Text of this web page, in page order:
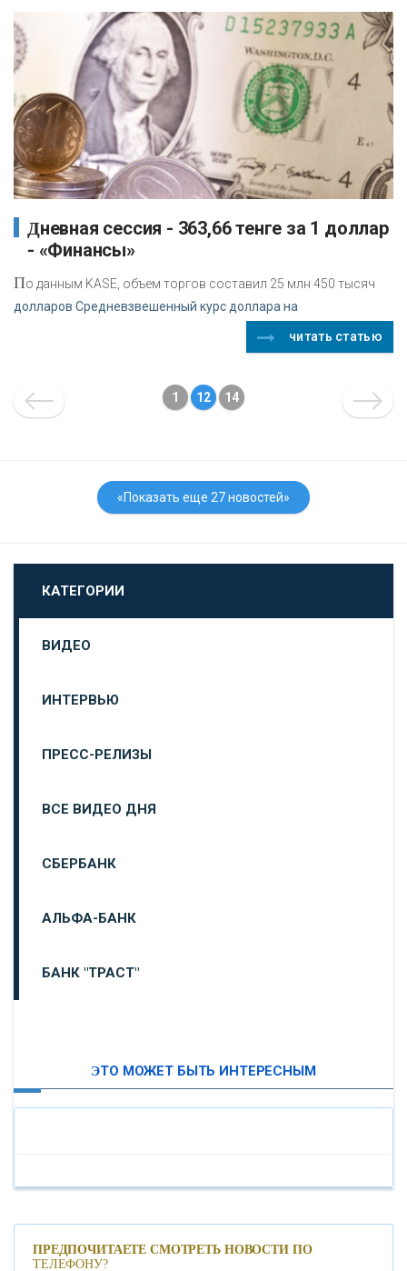
Дневная сессия - 363,66 тенге за 1 доллар
- «Финансы»
По данным KASE, объем торгов составил 25 млн 450 тысяч
долларов Средневзвешенный курс доллара на
читать статью
1 12 14
«Показать еще 27 новостей»
КАТЕГОРИИ
ВИДЕО
ИНТЕРВЬЮ
ПРЕСС-РЕЛИЗЫ
ВСЕ ВИДЕО ДНЯ
СБЕРБАНК
АЛЬФА-БАНК
БАНК "ТРАСТ"
«БАНК САНКТ-ПЕТЕРБУРГ»
«ПРОМСВЯЗЬБАНК»
ЭТО МОЖЕТ БЫТЬ ИНТЕРЕСНЫМ
ПРЕДПОЧИТАЕТЕ СМОТРЕТЬ НОВОСТИ ПО
ТЕЛЕФОНУ?